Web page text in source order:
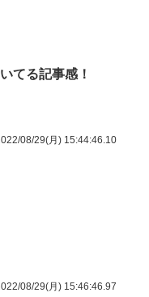
てる記事感！
08/29(月) 15:44:46.10
08/29(月) 15:46:46.97